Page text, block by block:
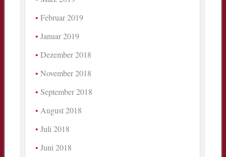
Februar 2019
Januar 2019
Dezember 2018
November 2018
September 2018
August 2018
Juli 2018
Juni 2018